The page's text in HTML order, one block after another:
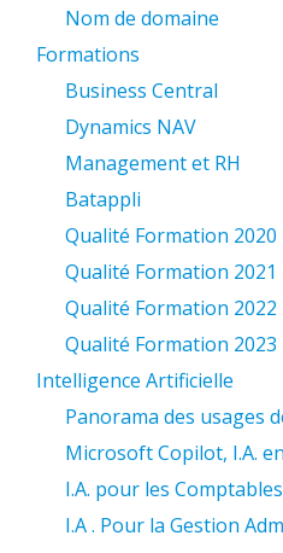
Nom de domaine
Formations
Business Central
Dynamics NAV
Management et RH
Batappli
Qualité Formation 2020
Qualité Formation 2021
Qualité Formation 2022
Qualité Formation 2023
Intelligence Artificielle
Panorama des usages
Microsoft Copilot, I.A.
I.A. pour les Comptables
I.A . Pour la Gestion